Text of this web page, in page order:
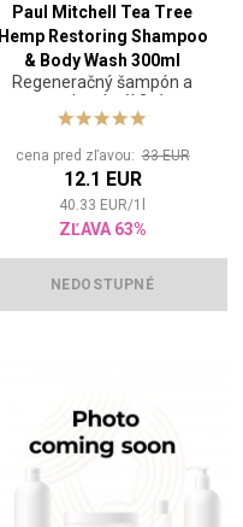
Paul Mitchell Tea Tree
Hemp Restoring Shampoo
& Body Wash 300ml
Regeneračný šampón a
sprchový gél 2v1
cena pred zľavou:33 EUR
12.1 EUR
40.33 EUR/1
ZĽAVA 63%
NEDOSTUPNÉ